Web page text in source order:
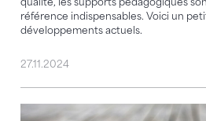
référence indispensables. Voici un
développements actuels.
27.11.2024
Travailler tous ensemble vers